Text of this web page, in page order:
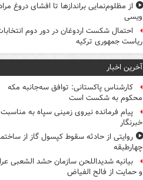
از مظلوم‌نمایی براندازها تا افشای دروغ
ویسی
احتمال شکست اردوغان در دور دوم
ریاست جمهوری ترکیه
آخرین اخبار
کارشناس پاکستانی: توافق سه‌جانبه مکه
محکوم به شکست است
پیام فرمانده نیروی زمینی سپاه به مناسبت
خبرنگار
روایتی از حادثه سقوط کپسول گاز از
چهارطبقه
بیانیه شدیداللحن سازمان حشد الشعبی
و حمایت از فالح الفیاض